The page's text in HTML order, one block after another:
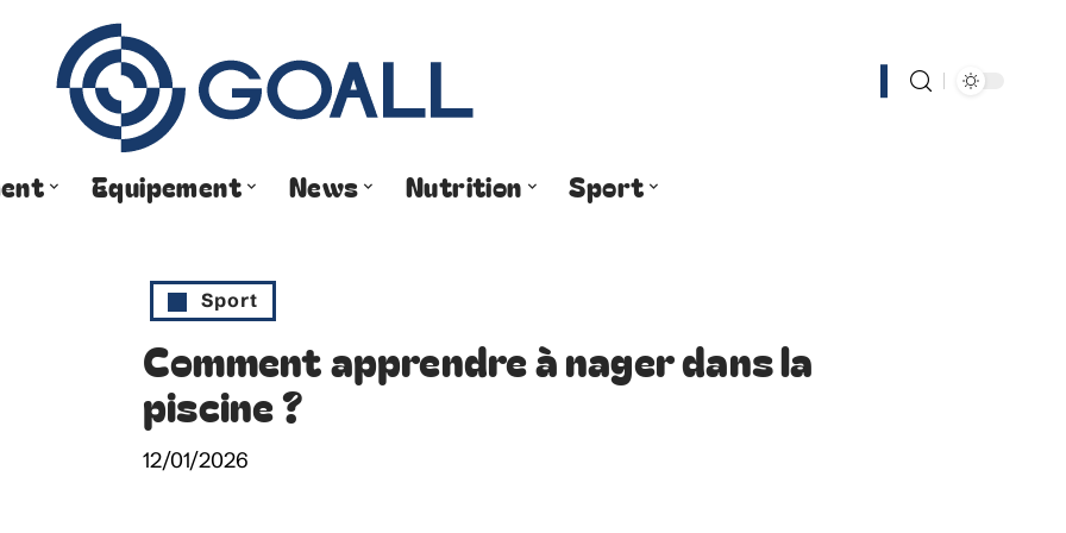
Equipement News Nutrition Sport
Sport
Comment apprendre à nager dans la
piscine ?
12/01/2026